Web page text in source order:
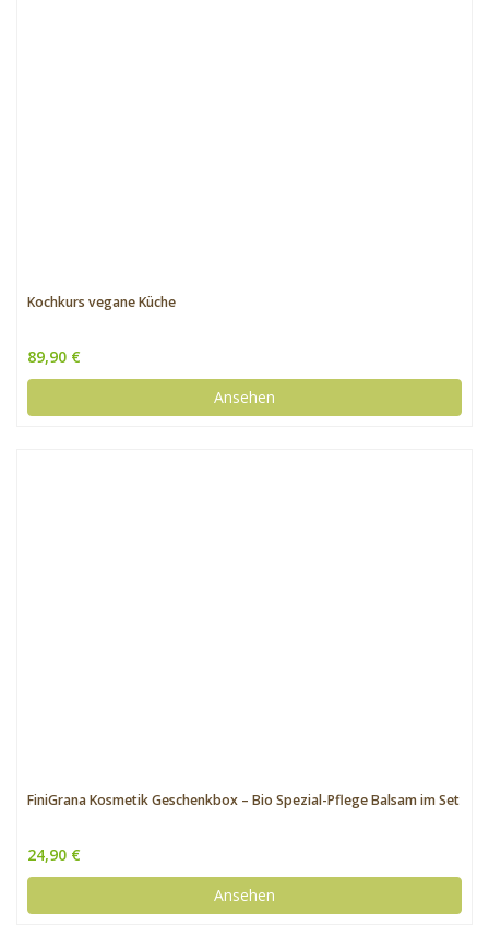
Kochkurs vegane Küche
89,90 €
Ansehen
FiniGrana Kosmetik Geschenkbox – Bio Spezial-Pflege Balsam im Set
24,90 €
Ansehen